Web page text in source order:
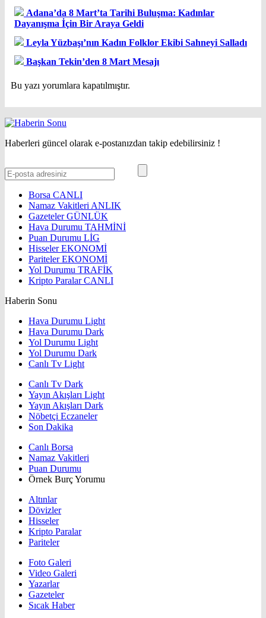
Adana’da 8 Mart’ta Tarihi Buluşma: Kadınlar
Dayanışma İçin Bir Araya Geldi
Leyla Yüzbaşı’nın Kadın Folklor Ekibi Sahneyi Salladı
Başkan Tekin’den 8 Mart Mesajı
Bu yazı yorumlara kapatılmıştır.
Haberleri güncel olarak e-postanızdan takip edebilirsiniz !
Borsa CANLI
Namaz Vakitleri ANLIK
GazetelerGÜNLÜK
Hava Durumu TAHMİNİ
Puan Durumu LİG
HisselerEKONOMİ
ParitelerEKONOMİ
Yol Durumu TRAFİK
Kripto ParalarCANLI
Haberin Sonu
Hava Durumu Light
Hava Durumu Dark
Yol Durumu Light
Yol Durumu Dark
Canlı Tv Light
Canlı Tv Dark
Yayın Akışları Light
Yayın Akışları Dark
Nöbetçi Eczaneler
Son Dakika
Canlı Borsa
Namaz Vakitleri
Puan Durumu
Örnek Burç Yorumu
Altınlar
Dövizler
Hisseler
Kripto Paralar
Pariteler
Foto Galeri
Video Galeri
Yazarlar
Gazeteler
Sıcak Haber